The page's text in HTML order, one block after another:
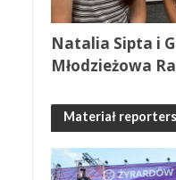
Natalia Sipta i
Młodzieżowa
Materiał